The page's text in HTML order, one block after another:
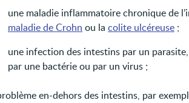
une maladie inflammatoire chronique de
maladie de Crohn ou la colite ulcéreuse ;
une infection des intestins par un
par une bactérie ou par un virus ;
en-dehors des intestins, par